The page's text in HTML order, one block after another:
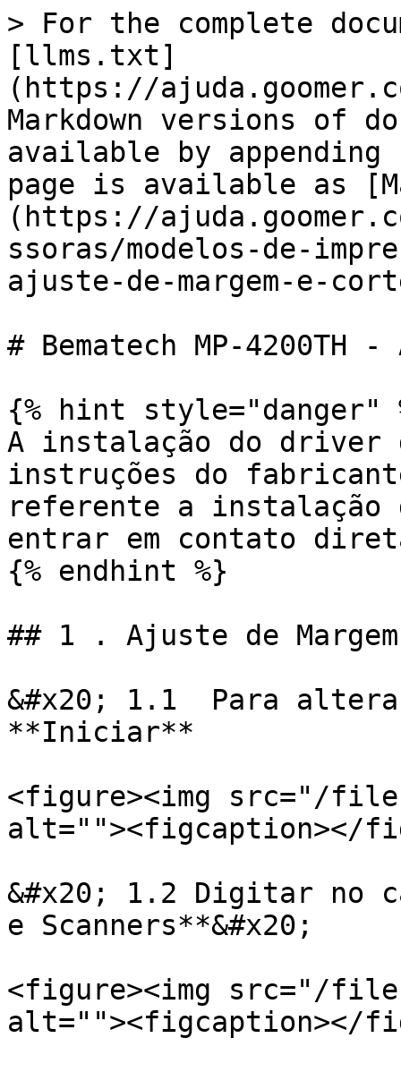
> For the complete
[llms.txt]
(https://
Markdown versions of
available by
page is available as
(https://
ssoras/modelos-de-
ajuste-de-margem-e-
# Bematech MP-4200TH
{% hint style="danger"
A instalação do driver
instruções do
referente a instalação
entrar em contato
{% endhint %}
## 1 . Ajuste de Margem
&#x20; 1.1  Para
**Iniciar**
<figure><img src="/files/
alt=""><figcaption></
&#x20; 1.2 Digitar no
e Scanners**&#x20;
<figure><img src="/files/
alt=""><figcaption></